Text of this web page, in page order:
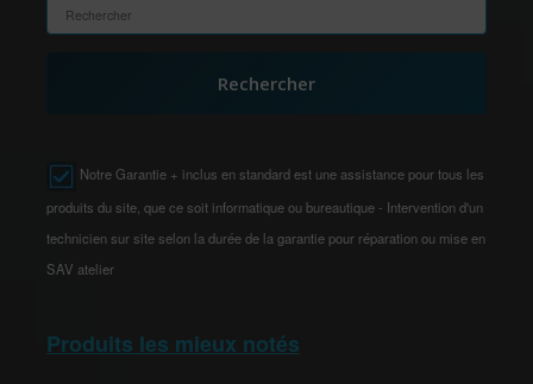
Rechercher
Notre Garantie + inclus en standard est une assistance pour tous les
produits du site, que ce soit informatique ou bureautique - Intervention d'un
technicien sur site selon la durée de la garantie pour réparation ou mise en
SAV atelier
Produits les mieux notés